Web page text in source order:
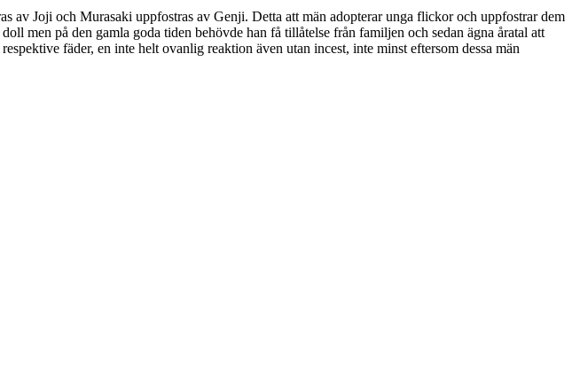
Joji och Murasaki uppfostras av Genji. Detta att män adopterar unga flickor och uppfostrar dem
men på den gamla goda tiden behövde han få tillåtelse från familjen och sedan ägna åratal att
fäder, en inte helt ovanlig reaktion även utan incest, inte minst eftersom dessa män